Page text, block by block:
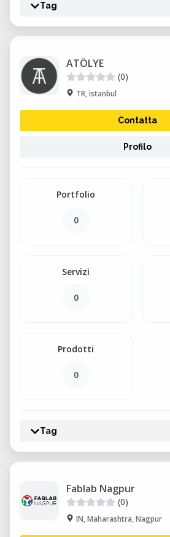
Tag
ATÖLYE
(0)
TR, istanbul
Contatta
Profilo
Portfolio
0
Servizi
0
Prodotti
0
Tag
Fablab Nagpur
(0)
IN, Maharashtra, Nagpur